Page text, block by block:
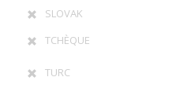
SLOVAK
TCHÈQUE
TURC